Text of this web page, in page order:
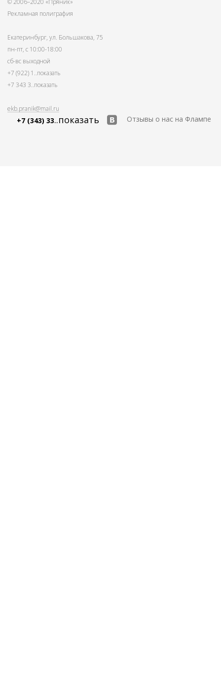
© 2006–2020 «Пряник»
Рекламная полиграфия
Екатеринбург, ул. Большакова, 75
пн-пт, с 10:00-18:00
сб-вс выходной
+7 (922) 1 ..показать
+7 343 3..показать
ekb.pranik@mail.ru
+7 (343) 33..показать Отзывы о нас на Флампе